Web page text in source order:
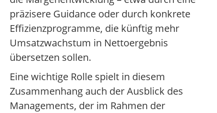
präzisere Guidance oder durch konkrete
Effizienzprogramme, die künftig mehr
Umsatzwachstum in Nettoergebnis
übersetzen sollen.
Eine wichtige Rolle spielt in diesem
Zusammenhang auch der Ausblick des
Managements, der im Rahmen der